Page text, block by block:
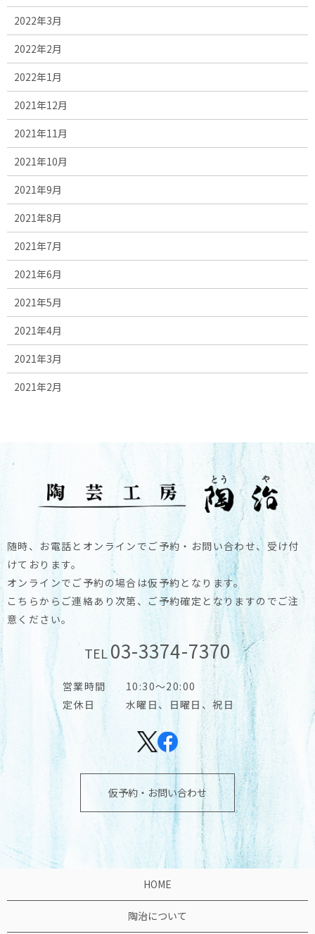
2022年3月
2022年2月
2022年1月
2021年12月
2021年11月
2021年10月
2021年9月
2021年8月
2021年7月
2021年6月
2021年5月
2021年4月
2021年3月
2021年2月
随時、お電話とオンラインでご予約・お問い合わせ、受け付
けております。
オンラインでご予約の場合は仮予約となります。
こちらからご連絡あり次第、ご予約確定となりますのでご注
意ください。
TEL03-3374-7370
営業時間
10:30～20:00
定休日
水曜日、日曜日、祝日
仮予約・お問い合わせ
HOME
陶治について